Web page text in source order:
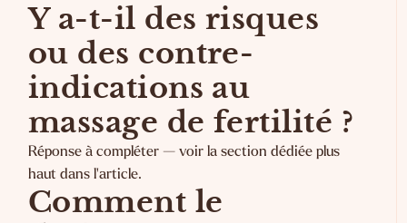
Y a-t-il des risques
ou des contre-
indications au
massage de fertilité ?
Réponse à compléter — voir la section dédiée plus
haut dans l'article.
Comment le